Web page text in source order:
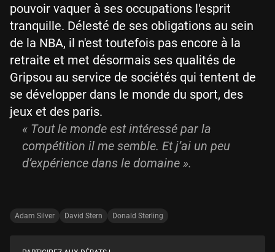
pouvoir vaquer à ses occupations l'esprit
tranquille. Délesté de ses obligations au sein
de la NBA, il n'est toutefois pas encore à la
retraite et met désormais ses qualités de
Gripsou au service de sociétés qui tentent de
se développer dans le monde du sport, des
jeux et des paris.
« Tout le monde est intéressé par la
compétition il me semble. Et j’ai un peu
d’expérience dans le domaine ».
Adam Silver David Stern Donald Sterling